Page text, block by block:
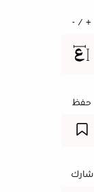
+ / -
حفظ
شارك